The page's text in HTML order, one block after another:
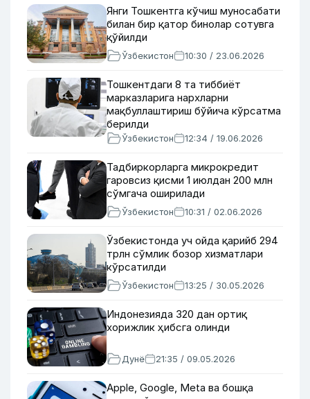
Янги Тошкентга кўчиш муносабати
билан бир қатор бинолар сотувга
қўйилди
Ўзбекистон 10:30 / 23.06.2026
Тошкентдаги 8 та тиббиёт
марказларига нархларни
мақбуллаштириш бўйича кўрсатма
берилди
Ўзбекистон 12:34 / 19.06.2026
Тадбиркорларга микрокредит
гаровсиз қисми 1 июлдан 200 млн
сўмгача оширилади
Ўзбекистон 10:31 / 02.06.2026
Ўзбекистонда уч ойда қарийб 294
трлн сўмлик бозор хизматлари
кўрсатилди
Ўзбекистон 13:25 / 30.05.2026
Индонезияда 320 дан ортиқ
хорижлик ҳибсга олинди
Дунё 21:35 / 09.05.2026
Apple, Google, Meta ва бошқа